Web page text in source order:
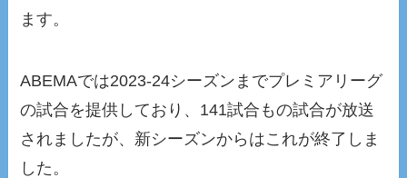
ます。
ABEMAでは2023-24シーズンまでプレミアリーグ
の試合を提供しており、141試合もの試合が放送
されましたが、新シーズンからはこれが終了しま
した。